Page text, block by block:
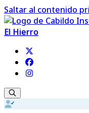
Saltar al contenido
El Hierro